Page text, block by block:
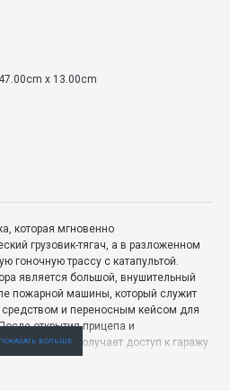
x 13.00cm
которая мгновенно
грузовик-тягач, а в разложенном
гоночную трассу с катапультой.
является большой, внушительный
пожарной машины, который служит
и переносным кейсом для
открытия прицепа и
получает доступ к гаражу
захватывающие гонки и